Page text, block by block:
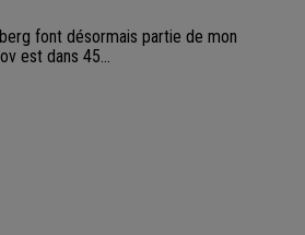
font désormais partie de mon
est dans 45…